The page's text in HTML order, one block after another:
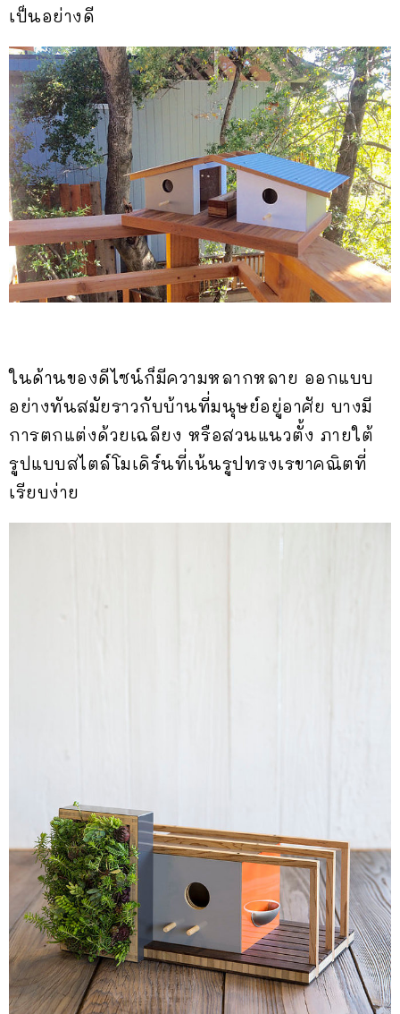
เป็นอย่างดี
ในด้านของดีไซน์ก็มีความหลากหลาย ออกแบบ
อย่างทันสมัยราวกับบ้านที่มนุษย์อยู่อาศัย บางมี
การตกแต่งด้วยเฉลียง หรือสวนแนวตั้ง ภายใต้
รูปแบบสไตล์โมเดิร์นที่เน้นรูปทรงเรขาคณิตที่
เรียบง่าย